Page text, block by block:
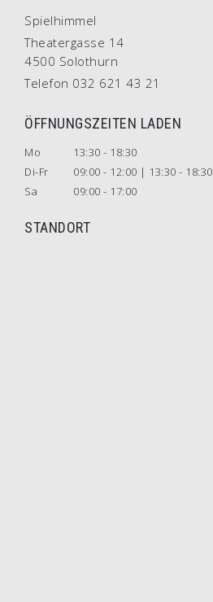
Spielhimmel
Theatergasse 14
4500 Solothurn
Telefon 032 621 43 21
ÖFFNUNGSZEITEN LADEN
Mo
13:30 - 18:30
Di-Fr
09:00 - 12:00 | 13:30 - 18:30
Sa
09:00 - 17:00
STANDORT